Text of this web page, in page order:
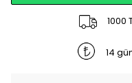
1000
14